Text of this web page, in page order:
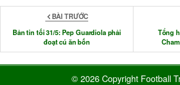
BÀI TRƯỚC
Bản tin tối 31/5: Pep Guardiola phải
đoạt cú ăn bốn
Tổng
© 2026 Copyright Football